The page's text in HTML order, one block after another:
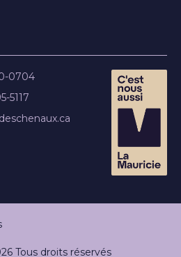
0704
5117
Tous droits réservés